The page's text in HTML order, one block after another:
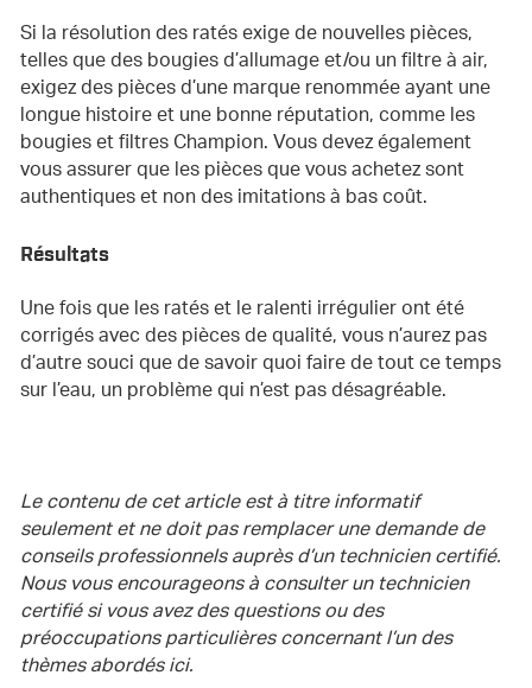
Si la résolution des ratés exige de nouvelles pièces,
telles que des bougies d’allumage et/ou un filtre à air,
exigez des pièces d’une marque renommée ayant une
longue histoire et une bonne réputation, comme les
bougies et filtres Champion. Vous devez également
vous assurer que les pièces que vous achetez sont
authentiques et non des imitations à bas coût.
Résultats
Une fois que les ratés et le ralenti irrégulier ont été
corrigés avec des pièces de qualité, vous n’aurez pas
d’autre souci que de savoir quoi faire de tout ce temps
sur l’eau, un problème qui n’est pas désagréable.
Le contenu de cet article est à titre informatif
seulement et ne doit pas remplacer une demande de
conseils professionnels auprès d’un technicien certifié.
Nous vous encourageons à consulter un technicien
certifié si vous avez des questions ou des
préoccupations particulières concernant l’un des
thèmes abordés ici.